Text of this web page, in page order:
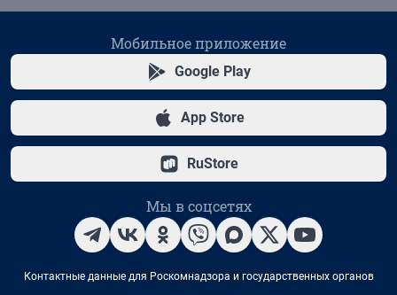
Мобильное приложение
Google Play
App Store
RuStore
Мы в соцсетях
Контактные данные для Роскомнадзора и государственных органов